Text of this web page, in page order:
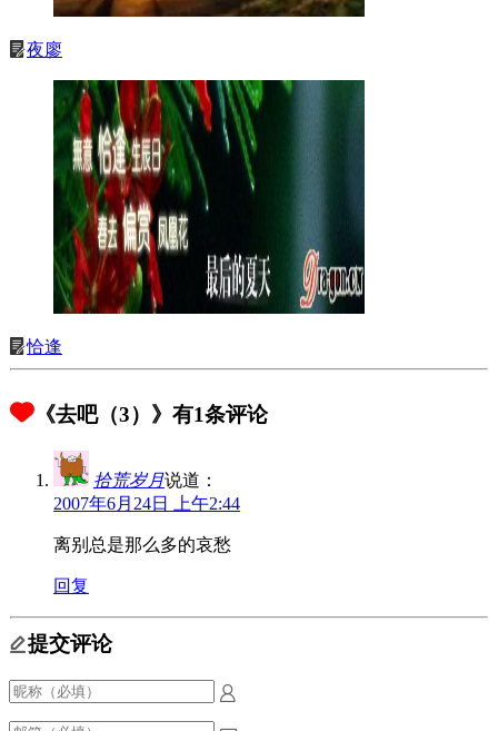
《去吧（3）》有1条评论
拾荒岁月说道：
2007年6月24日 上午2:44
离别总是那么多的哀愁
回复
提交评论
夜廖
恰逢